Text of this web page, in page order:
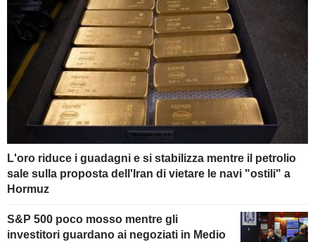
L'oro riduce i guadagni e si stabilizza mentre il petrolio
sale sulla proposta dell'Iran di vietare le navi "ostili" a
Hormuz
S&P 500 poco mosso mentre gli
investitori guardano ai negoziati in Medio